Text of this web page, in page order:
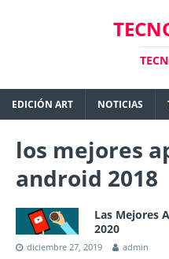
EDICIÓN ART NOTICIAS
los mejores
android 2018
Las Mejores
2020
diciembre 27, 2019 admin